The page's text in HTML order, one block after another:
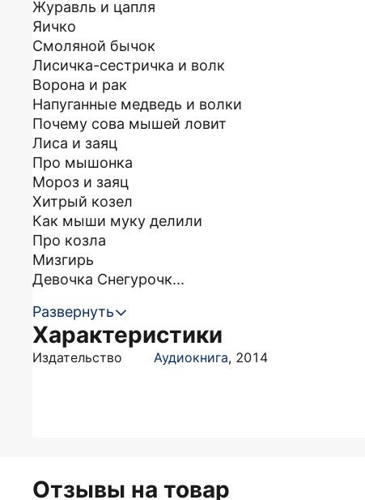
Журавль и цапля
Яичко
Смоляной бычок
Лисичка-сестричка и волк
Ворона и рак
Напуганные медведь и волки
Почему сова мышей ловит
Лиса и заяц
Про мышонка
Мороз и заяц
Хитрый козел
Как мыши муку делили
Про козла
Мизгирь
Девочка Снегурочк...
Развернуть
Характеристики
Издательство Аудиокнига, 2014
Отзывы на товар